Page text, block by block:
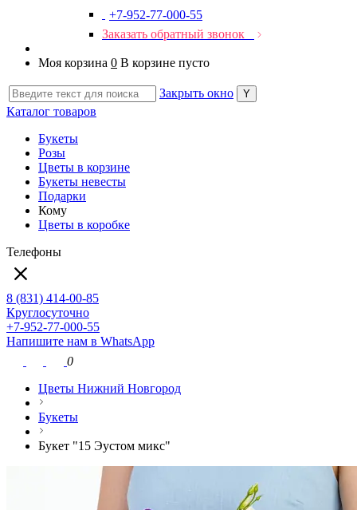
+7-952-77-000-55
Заказать обратный звонок
Моя корзина 0 В корзине пусто
Закрыть окно
Каталог товаров
Букеты
Розы
Цветы в корзине
Букеты невесты
Подарки
Кому
Цветы в коробке
Телефоны
8 (831) 414-00-85
Круглосуточно
+7-952-77-000-55
Напишите нам в WhatsApp
0
Цветы Нижний Новгород
Букеты
Букет "15 Эустом микс"